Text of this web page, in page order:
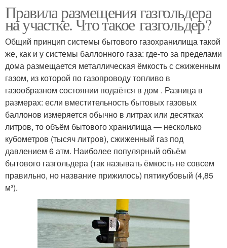
Правила размещения газгольдера
на участке. Что такое газгольдер?
Общий принцип системы бытового газохранилища такой
же, как и у системы баллонного газа: где-то за пределами
дома размещается металлическая ёмкость с сжиженным
газом, из которой по газопроводу топливо в
газообразном состоянии подаётся в дом . Разница в
размерах: если вместительность бытовых газовых
баллонов измеряется обычно в литрах или десятках
литров, то объём бытового хранилища — несколько
кубометров (тысяч литров), сжиженный газ под
давлением 6 атм. Наиболее популярный объём
бытового газгольдера (так называть ёмкость не совсем
правильно, но название прижилось) пятикубовый (4,85
м³).